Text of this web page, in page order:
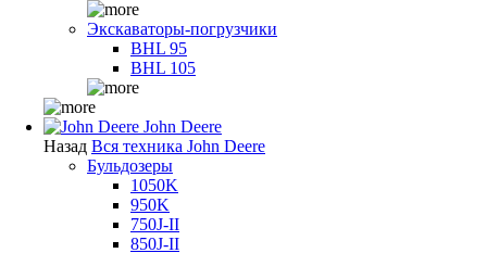
Экскаваторы-погрузчики
BHL 95
BHL 105
John Deere
Назад Вся техника John Deere
Бульдозеры
1050K
950K
750J-II
850J-II